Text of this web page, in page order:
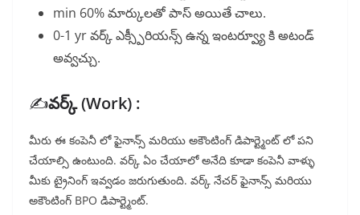
min 60% మార్కులతో పాస్ అయితే చాలు.
0-1 yr వర్క్ ఎక్స్పీరియన్స్ ఉన్న ఇంటర్వ్యూ కి అటండ్
అవ్వచ్చు.
✍️వర్క్ (Work) :
మీరు ఈ కంపెనీ లో ఫైనాన్స్ మరియు అకౌంటింగ్ డిపార్ట్మెంట్ లో పని
చేయాల్సి ఉంటుంది. వర్క్ ఏం చేయాలో అనేది కూడా కంపెనీ వాళ్ళు
మీకు ట్రైనింగ్ ఇవ్వడం జరుగుతుంది. వర్క్ నేచర్ ఫైనాన్స్ మరియు
అకౌంటింగ్ BPO డిపార్ట్మెంట్.